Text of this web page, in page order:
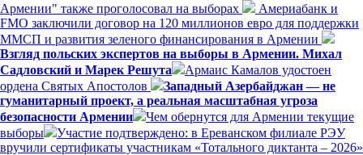
Армении" также проголосовал на выборах
Америабанк и
FMO заключили договор на 120 миллионов евро для поддержки
ММСП и развития зеленого финансирования в Армении
Взгляд польских экспертов на выборы в Армении. Михал
Садловский и Марек Решута
Армаис Камалов удостоен
ордена Святых Апостолов
Западный Азербайджан — не
гуманитарный проект, а реальная масштабная угроза
безопасности Армении
Чем обернутся для Армении текущие
выборы
Участие подтверждено: в Ереванском филиале РЭУ
вручили сертификаты участникам «Тотального диктанта – 2026»